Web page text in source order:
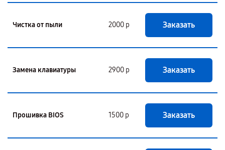
Чистка от пыли 2000 р Заказать
Замена клавиатуры 2900 р Заказать
Прошивка BIOS 1500 р Заказать